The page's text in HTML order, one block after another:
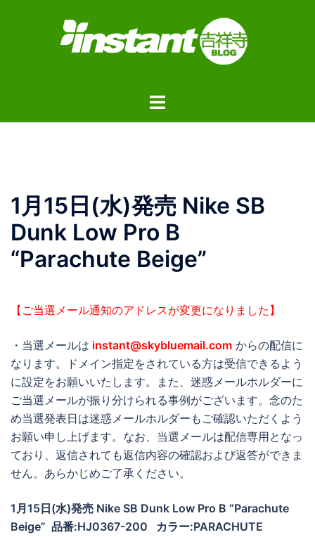
ト
ー
1月15日(水)発売 Nike SB
Dunk Low Pro B
“Parachute Beige”
【ご当選メール通知のアドレスが変更になりました】
・当選メールは instant@skybluemail.com からの配信に
なります。ドメイン指定をされている方は受信できるよう
に設定をお願いいたします。また、迷惑メールホルダーに
ご当選メールが振り分けられる事例がございます。念のた
め当選発表日は迷惑メールホルダーもご確認いただくよう
お願い申し上げます。なお、当選メールは配信専用となっ
ており、返信されても返信内容の確認および返答ができま
せん。あらかじめご了承ください。
1月15日(水)発売 Nike SB Dunk Low Pro B “Parachute
Beige” 品番:HJ0367-200 カラー:PARACHUTE